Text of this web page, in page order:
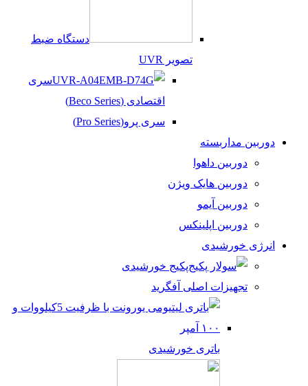
دستگاه ضبط
تصویر UVR
سری
اقتصادی (Beco Series)
سری پرو(Pro Series)
دوربین مداربسته
دوربین داهوا
دوربین هایک ویژن
دوربین آیمو
دوربین اپلینکس
انرژی خورشیدی
پکیج خورشیدی
تجهیزات اصلی آفگرید
باتری خورشیدی